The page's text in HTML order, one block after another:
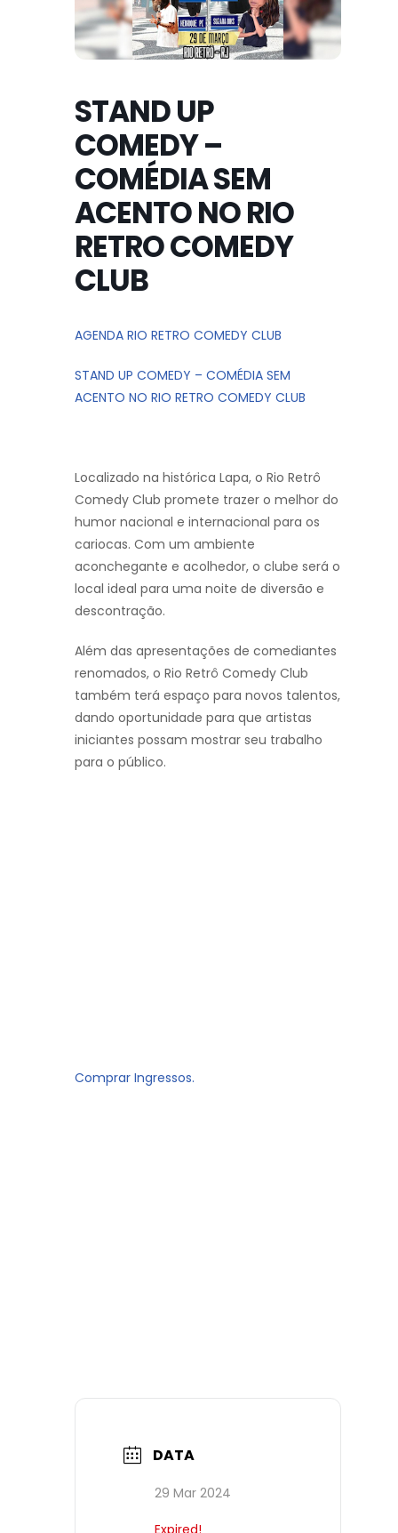
STAND UP
COMEDY –
COMÉDIA SEM
ACENTO NO RIO
RETRO COMEDY
CLUB
AGENDA RIO RETRO COMEDY CLUB
STAND UP COMEDY – COMÉDIA SEM
ACENTO NO RIO RETRO COMEDY CLUB
Localizado na histórica Lapa, o Rio Retrô
Comedy Club promete trazer o melhor do
humor nacional e internacional para os
cariocas. Com um ambiente
aconchegante e acolhedor, o clube será o
local ideal para uma noite de diversão e
descontração.
Além das apresentações de comediantes
renomados, o Rio Retrô Comedy Club
também terá espaço para novos talentos,
dando oportunidade para que artistas
iniciantes possam mostrar seu trabalho
para o público.
Comprar Ingressos.
DATA
29 Mar 2024
Expired!